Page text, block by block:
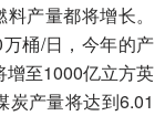
产量都将增长。
桶/日，今年的产
增至1000亿立方英
炭产量将达到6.01